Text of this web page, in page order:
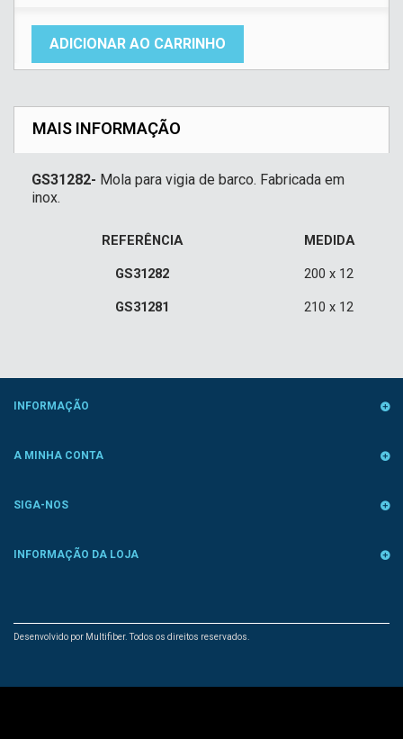
ADICIONAR AO CARRINHO
MAIS INFORMAÇÃO
GS31282- Mola para vigia de barco. Fabricada em
inox.
REFERÊNCIA MEDIDA
GS31282 200 x 12
GS31281 210 x 12
INFORMAÇÃO
Desenvolvido por Multifiber. Todos os direitos reservados.
A MINHA CONTA
SIGA-NOS
INFORMAÇÃO DA LOJA